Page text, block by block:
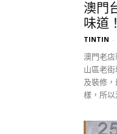
澳門
味道
TINTIN -
澳門老
山區老
及裝修
樣，所以